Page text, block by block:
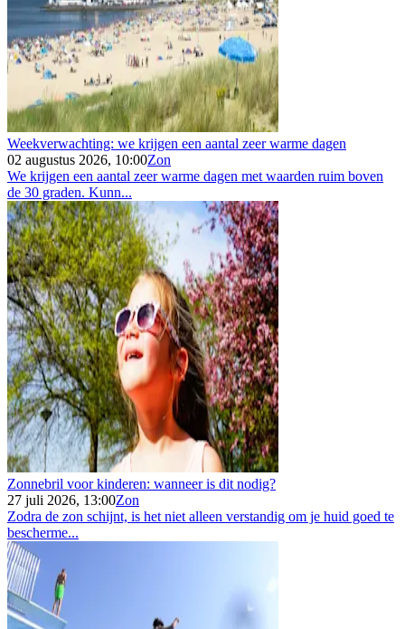
Weekverwachting: we krijgen een aantal zeer warme dagen
02 augustus 2026, 10:00Zon
We krijgen een aantal zeer warme dagen met waarden ruim boven
de 30 graden. Kunn...
Zonnebril voor kinderen: wanneer is dit nodig?
27 juli 2026, 13:00Zon
Zodra de zon schijnt, is het niet alleen verstandig om je huid goed te
bescherme...